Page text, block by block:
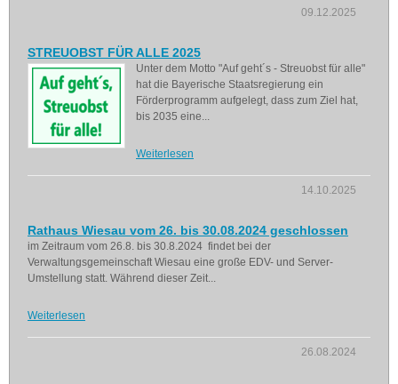
09.12.2025
STREUOBST FÜR ALLE 2025
Unter dem Motto "Auf geht´s - Streuobst für alle"
hat die Bayerische Staatsregierung ein
Förderprogramm aufgelegt, dass zum Ziel hat,
bis 2035 eine...
Weiterlesen
14.10.2025
Rathaus Wiesau vom 26. bis 30.08.2024 geschlossen
im Zeitraum vom 26.8. bis 30.8.2024 findet bei der
Verwaltungsgemeinschaft Wiesau eine große EDV- und Server-
Umstellung statt. Während dieser Zeit...
Weiterlesen
26.08.2024